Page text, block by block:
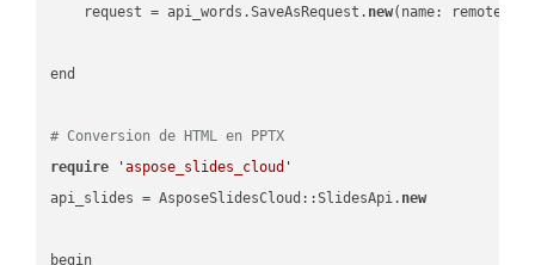
    request = api_words.SaveAsRequest.
new(name:
end
# Conversion de HTML en PPTX
require
'aspose_slides_cloud'
api_slides = AsposeSlidesCloud::SlidesApi. new
begin